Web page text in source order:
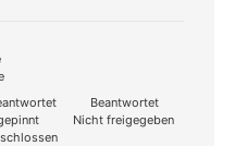
Beantwortet
Nicht freigegeben